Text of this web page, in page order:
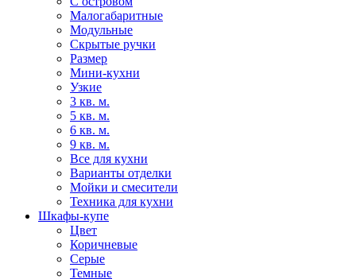
Малогабаритные
Модульные
Скрытые ручки
Размер
Мини-кухни
Узкие
3 кв. м.
5 кв. м.
6 кв. м.
9 кв. м.
Все для кухни
Варианты отделки
Мойки и смесители
Техника для кухни
Шкафы-купе
Цвет
Коричневые
Серые
Темные